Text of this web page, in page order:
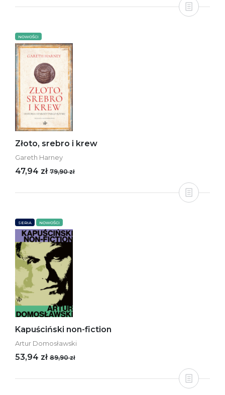
NOWOŚCI
Złoto, srebro i krew
Gareth Harney
47,94 zł 79,90 zł
SERIA NOWOŚCI
Kapuściński non-fiction
Artur Domosławski
53,94 zł 89,90 zł